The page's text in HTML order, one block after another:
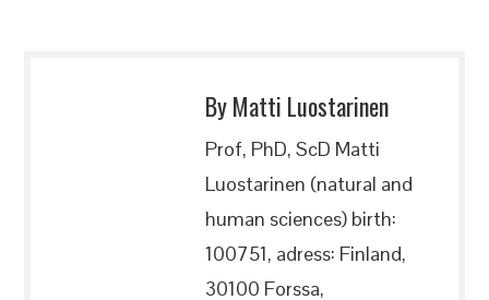
By Matti Luostarinen
Prof, PhD, ScD Matti
Luostarinen (natural and
human sciences) birth:
100751, adress: Finland,
30100 Forssa,